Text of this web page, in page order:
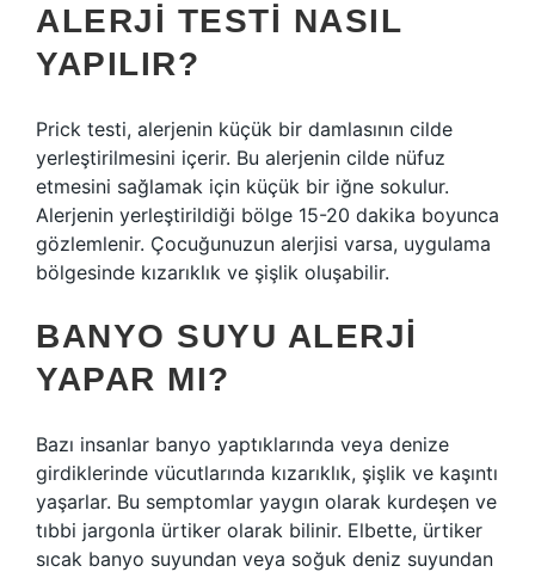
ALERJI TESTI NASIL
YAPILIR?
Prick testi, alerjenin küçük bir damlasının cilde
yerleştirilmesini içerir. Bu alerjenin cilde nüfuz
etmesini sağlamak için küçük bir iğne sokulur.
Alerjenin yerleştirildiği bölge 15-20 dakika boyunca
gözlemlenir. Çocuğunuzun alerjisi varsa, uygulama
bölgesinde kızarıklık ve şişlik oluşabilir.
BANYO SUYU ALERJI
YAPAR MI?
Bazı insanlar banyo yaptıklarında veya denize
girdiklerinde vücutlarında kızarıklık, şişlik ve kaşıntı
yaşarlar. Bu semptomlar yaygın olarak kurdeşen ve
tıbbi jargonla ürtiker olarak bilinir. Elbette, ürtiker
sıcak banyo suyundan veya soğuk deniz suyundan